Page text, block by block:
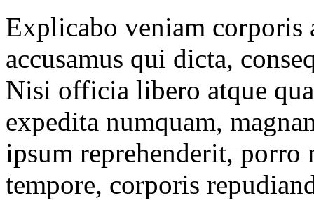
Explicabo veniam corporis
accusamus qui dicta,
Nisi officia libero atque
expedita numquam,
ipsum reprehenderit,
tempore, corporis